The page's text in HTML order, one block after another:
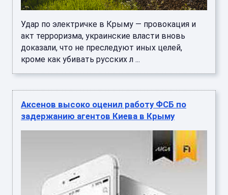
Удар по электричке в Крыму — провокация и
акт терроризма, украинские власти вновь
доказали, что не преследуют иных целей,
кроме как убивать русских л ...
Аксенов высоко оценил работу ФСБ по
задержанию агентов Киева в Крыму